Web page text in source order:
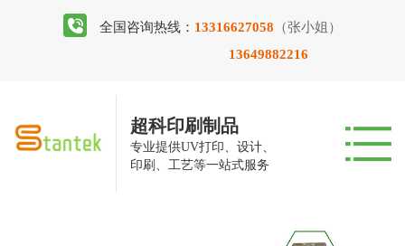
全国咨询热线： 13316627058 （张小姐）
13649882216
超科印刷制品
专业提供UV打印、设计、
印刷、工艺等一站式服务